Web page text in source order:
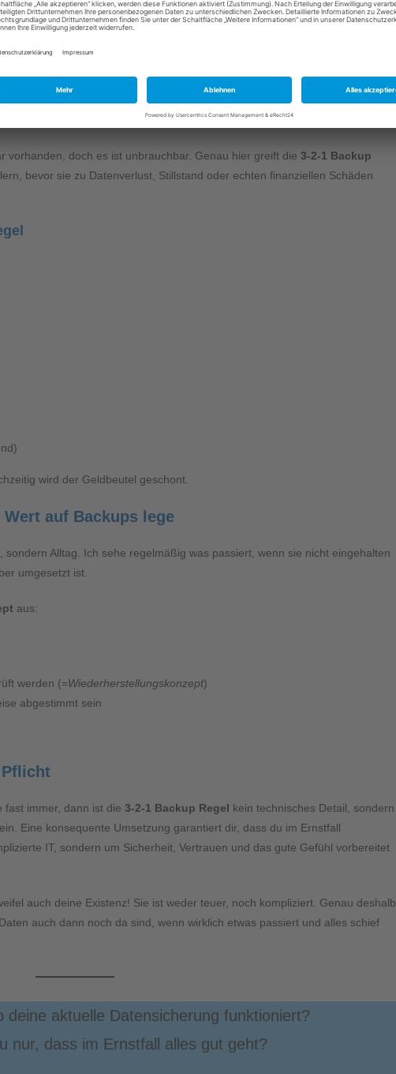
Muster. Das Backup läuft unregelmäßig oder wird schlicht vergessen. Die
damit genauso angreifbar wie die Originaldaten selbst. Niemand hat je
lassen und ältere Versionen existieren nicht mehr.
vorhanden, doch es ist unbrauchbar. Genau hier greift die 3-2-1 Backup
bevor sie zu Datenverlust, Stillstand oder echten finanziellen Schäden
wird der Geldbeutel geschont.
auf Backups lege
sondern Alltag. Ich sehe regelmäßig was passiert, wenn sie nicht eingehalten
umgesetzt ist.
aus:
werden (=Wiederherstellungskonzept)
abgestimmt sein
Pflicht
fast immer, dann ist die 3-2-1 Backup Regel kein technisches Detail, sondern
Eine konsequente Umsetzung garantiert dir, dass du im Ernstfall
IT, sondern um Sicherheit, Vertrauen und das gute Gefühl vorbereitet
auch deine Existenz! Sie ist weder teuer, noch kompliziert. Genau deshalb
auch dann noch da sind, wenn wirklich etwas passiert und alles schief
aktuelle Datensicherung funktioniert?
nur, dass im Ernstfall alles gut geht?